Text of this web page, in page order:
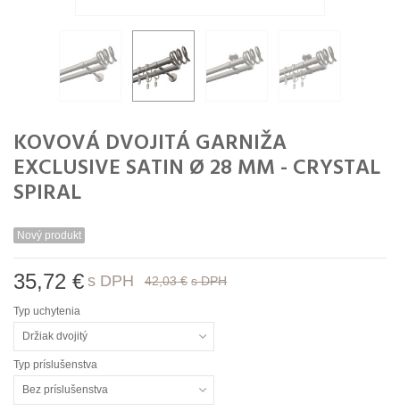
KOVOVÁ DVOJITÁ GARNIŽA
EXCLUSIVE SATIN Ø 28 MM - CRYSTAL
SPIRAL
Nový produkt
35,72 € s DPH 42,03 € s DPH
Typ uchytenia
Držiak dvojitý
Typ príslušenstva
Bez príslušenstva